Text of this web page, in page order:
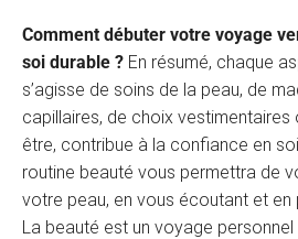
Comment débuter votre voyage
soi durable ? En résumé, chaque
s’agisse de soins de la peau, de
capillaires, de choix vestimentaires
être, contribue à la confiance en
routine beauté vous permettra de
votre peau, en vous écoutant et en
La beauté est un voyage personnel